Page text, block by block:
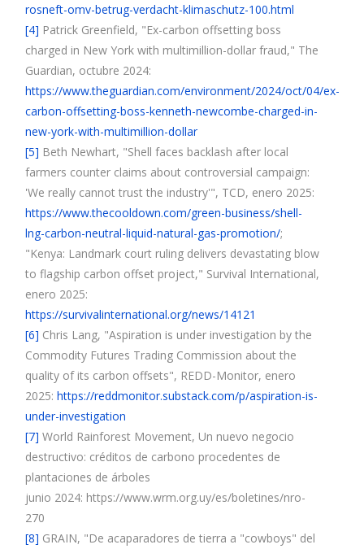
rosneft-omv-betrug-verdacht-klimaschutz-100.html
[4] Patrick Greenfield, "Ex-carbon offsetting boss
charged in New York with multimillion-dollar fraud," The
Guardian, octubre 2024:
https://www.theguardian.com/environment/2024/oct/04/ex-
carbon-offsetting-boss-kenneth-newcombe-charged-in-
new-york-with-multimillion-dollar
[5] Beth Newhart, "Shell faces backlash after local
farmers counter claims about controversial campaign:
'We really cannot trust the industry'", TCD, enero 2025:
https://www.thecooldown.com/green-business/shell-
lng-carbon-neutral-liquid-natural-gas-promotion/;
"Kenya: Landmark court ruling delivers devastating blow
to flagship carbon offset project," Survival International,
enero 2025:
https://survivalinternational.org/news/14121
[6] Chris Lang, "Aspiration is under investigation by the
Commodity Futures Trading Commission about the
quality of its carbon offsets", REDD-Monitor, enero
2025: https://reddmonitor.substack.com/p/aspiration-is-
under-investigation
[7] World Rainforest Movement, Un nuevo negocio
destructivo: créditos de carbono procedentes de
plantaciones de árboles
junio 2024: https://www.wrm.org.uy/es/boletines/nro-
270
[8] GRAIN, "De acaparadores de tierra a "cowboys" del